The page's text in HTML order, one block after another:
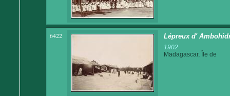
6422 Lépreux d'
1902
Madagascar, Île de